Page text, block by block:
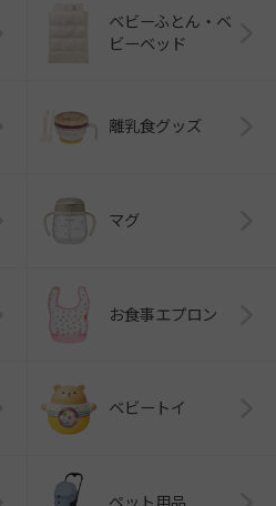
ベビーふとん・ベ
ビーベッド
離乳食グッズ
マグ
お食事エプロン
ベビートイ
ペット用品